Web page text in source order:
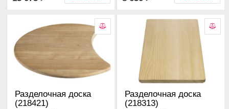
Разделочная доска
(218421)
Разделочная доска
(218313)